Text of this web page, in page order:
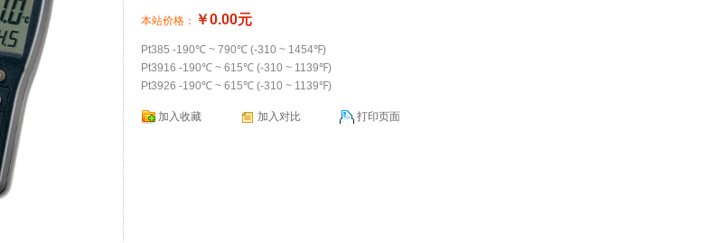
本站价格： ￥0.00元
Pt385 -190℃ ~ 790℃ (-310 ~ 1454℉)
Pt3916 -190℃ ~ 615℃ (-310 ~ 1139℉)
Pt3926 -190℃ ~ 615℃ (-310 ~ 1139℉)
加入收藏 加入对比 打印页面